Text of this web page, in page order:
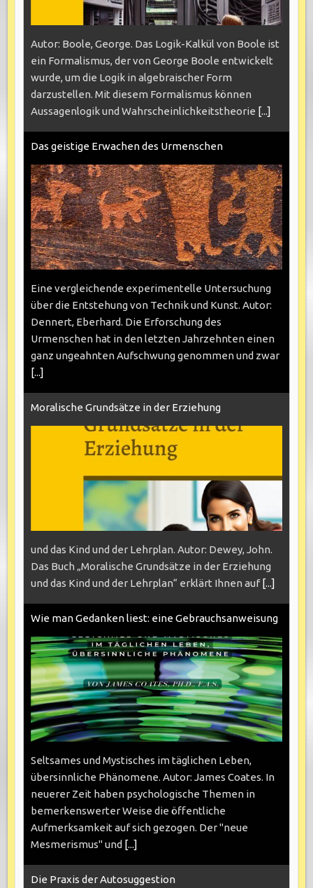
Autor: Boole, George. Das Logik-Kalkül von Boole ist
ein Formalismus, der von George Boole entwickelt
wurde, um die Logik in algebraischer Form
darzustellen. Mit diesem Formalismus können
Aussagenlogik und Wahrscheinlichkeitstheorie [...]
Das geistige Erwachen des Urmenschen
Eine vergleichende experimentelle Untersuchung
über die Entstehung von Technik und Kunst. Autor:
Dennert, Eberhard. Die Erforschung des
Urmenschen hat in den letzten Jahrzehnten einen
ganz ungeahnten Aufschwung genommen und zwar
[...]
Moralische Grundsätze in der Erziehung
und das Kind und der Lehrplan. Autor: Dewey, John.
Das Buch „Moralische Grundsätze in der Erziehung
und das Kind und der Lehrplan“ erklärt Ihnen auf [...]
Wie man Gedanken liest: eine Gebrauchsanweisung
Seltsames und Mystisches im täglichen Leben,
übersinnliche Phänomene. Autor: James Coates. In
neuerer Zeit haben psychologische Themen in
bemerkenswerter Weise die öffentliche
Aufmerksamkeit auf sich gezogen. Der "neue
Mesmerismus" und [...]
Die Praxis der Autosuggestion